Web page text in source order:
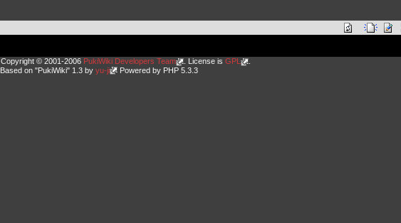
Copyright © 2001-2006 PukiWiki Developers Team . License is GPL
Based on "PukiWiki" 1.3 by yu-ji Powered by PHP 5.3.3